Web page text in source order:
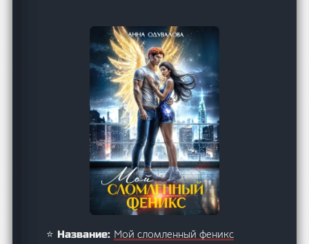
⭐ Название: Мой сломленный феникс